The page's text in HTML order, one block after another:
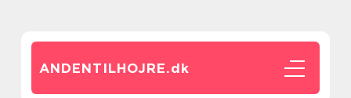
ANDENTILHOJRE.dk